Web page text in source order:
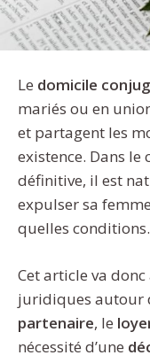
Le domicile
mariés ou en
et partagent les
existence. Dans le
définitive, il est
expulser sa
quelles conditions.
Cet article va
juridiques autour
partenaire, le
nécessité d’une